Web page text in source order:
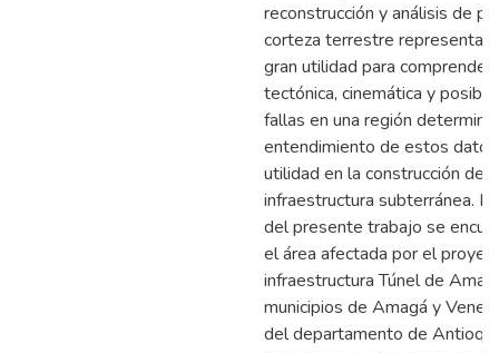
reconstrucción y análisis de
corteza terrestre representa
gran utilidad para comprender
tectónica, cinemática y
fallas en una región
entendimiento de estos
utilidad en la construcción de
infraestructura subterránea.
del presente trabajo se
el área afectada por el
infraestructura Túnel de
municipios de Amagá y
del departamento de